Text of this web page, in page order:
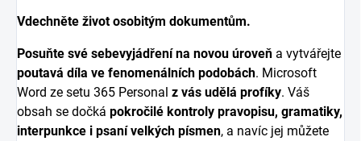
Vdechněte život osobitým dokumentům.
Posuňte své sebevyjádření na novou úroveň a vytvářejte
poutavá díla ve fenomenálních podobách. Microsoft
Word ze setu 365 Personal z vás udělá profíky. Váš
obsah se dočká pokročilé kontroly pravopisu, gramatiky,
interpunkce i psaní velkých písmen, a navíc jej můžete